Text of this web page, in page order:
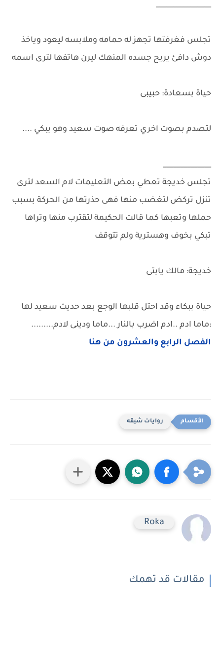
________________
تجلس فغرفتها تجهز له حمامه وملابسه ليعود وياخذ
دوش دافئ يريح جسده المنهك ليرن هاتفها لترى اسمه
حياة بسعادة: حبيبى
لتصدم بصوت اخري تعرفه صوت سعيد وهو يبكي ....
______________
تجلس خديجة تعطي بعض التعليمات لام السعد لترى
تنزل تركض لتغضب منها فهى حذرتها من الحركة بسبب
حملها وتعبها كما قالت الحكيمة لتقترب منها وتراها
تبكي بخوف وهسترية ولم تتوقف
خديجة: مالك يابتى
حياة ببكاء وقد احتل قلبها الوجع بعد حديث سعيد لها
:ماما ادم ..ادم اضرب بالنار ...ماما ودينى لادم.........
الفصل الرابع والعشرون من هنا
روايات شيقه
Roka
مقالات قد تهمك